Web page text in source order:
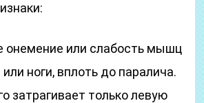
онемение или слабость мышц
или ноги, вплоть до паралича.
затрагивает только левую